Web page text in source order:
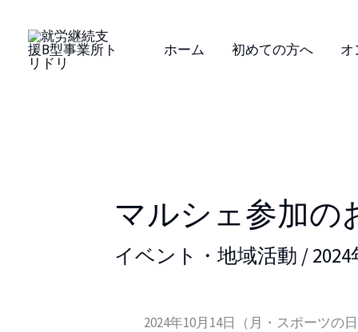
ホーム 初めての方へ オ
マルシェ参加の
イベント・地域活動 /
2024年10月14日（月・スポーツの